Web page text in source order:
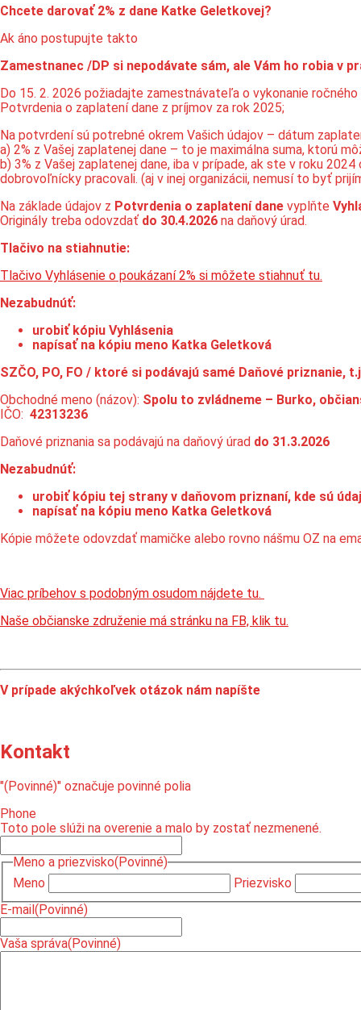
Chcete darovať 2% z dane Katke Geletkovej?
Ak áno postupujte takto
Zamestnanec /DP si nepodávate sám, ale Vám ho robia v
Do 15. 2. 2026 požiadajte zamestnávateľa o vykonanie
Potvrdenia o zaplatení dane z príjmov za rok 2025;
Na potvrdení sú potrebné okrem Vašich údajov – dátum
a) 2% z Vašej zaplatenej dane – to je maximálna suma, ktorú
b) 3% z Vašej zaplatenej dane, iba v prípade, ak ste v roku
dobrovoľnícky pracovali. (aj v inej organizácii, nemusí to byť
Na základe údajov z Potvrdenia o zaplatení dane vyplňte
Originály treba odovzdať do 30.4.2026 na daňový úrad.
Tlačivo na stiahnutie:
Tlačivo Vyhlásenie o poukázaní 2% si môžete stiahnuť tu.
Nezabudnúť:
urobiť kópiu Vyhlásenia
napísať na kópiu meno Katka Geletková
SZČO, PO, FO / ktoré si podávajú samé Daňové priznanie,
Obchodné meno (názov): Spolu to zvládneme – Burko,
IČO: 42313236
Daňové priznania sa podávajú na daňový úrad do 31.3.2026
Nezabudnúť:
urobiť kópiu tej strany v daňovom priznaní, kde sú
napísať na kópiu meno Katka Geletková
Kópie môžete odovzdať mamičke alebo rovno nášmu OZ na
Viac príbehov s podobným osudom nájdete tu.
Naše občianske združenie má stránku na FB, klik tu.
V prípade akýchkoľvek otázok nám napíšte
Kontakt
"(Povinné)" označuje povinné polia
Phone
Toto pole slúži na overenie a malo by zostať nezmenené.
Meno a priezvisko(Povinné)
Meno
Priezvisko
E-mail (Povinné)
Vaša správa(Povinné)